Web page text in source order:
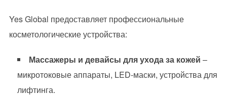
Yes Global предоставляет профессиональные
косметологические устройства:
Массажеры и девайсы для ухода за кожей –
микротоковые аппараты, LED-маски, устройства для
лифтинга.